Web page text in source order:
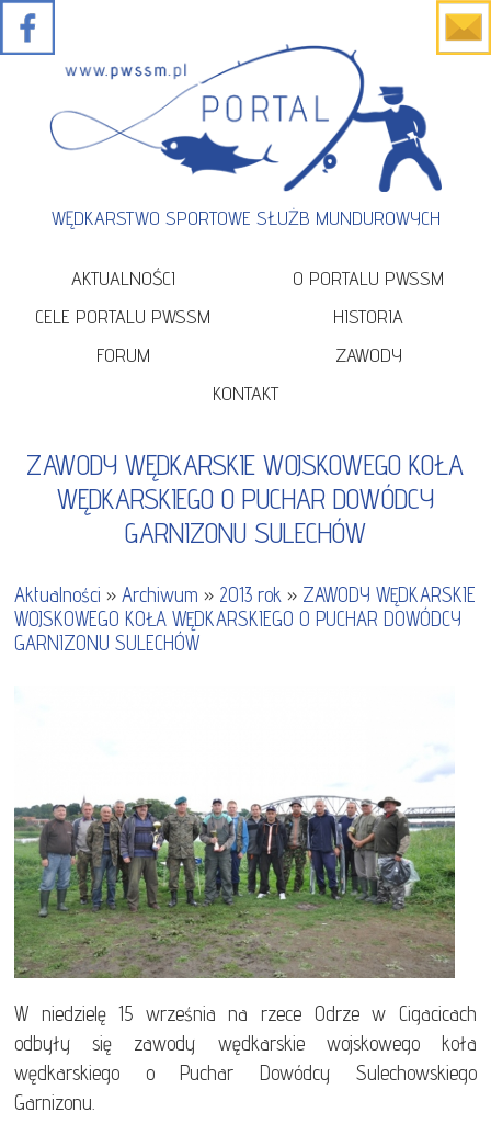
WĘDKARSTWO SPORTOWE SŁUŻB MUNDUROWYCH
AKTUALNOŚCI
O PORTALU PWSSM
CELE PORTALU PWSSM
HISTORIA
FORUM
ZAWODY
KONTAKT
ZAWODY WĘDKARSKIE WOJSKOWEGO KOŁA
WĘDKARSKIEGO O PUCHAR DOWÓDCY
GARNIZONU SULECHÓW
Aktualności »Archiwum » 2013 rok » ZAWODY WĘDKARSKIE
WOJSKOWEGO KOŁA WĘDKARSKIEGO O PUCHAR DOWÓDCY
GARNIZONU SULECHÓW
W niedzielę 15 września na rzece Odrze w Cigacicach
odbyły się zawody wędkarskie wojskowego koła
wędkarskiego o Puchar Dowódcy Sulechowskiego
Garnizonu.